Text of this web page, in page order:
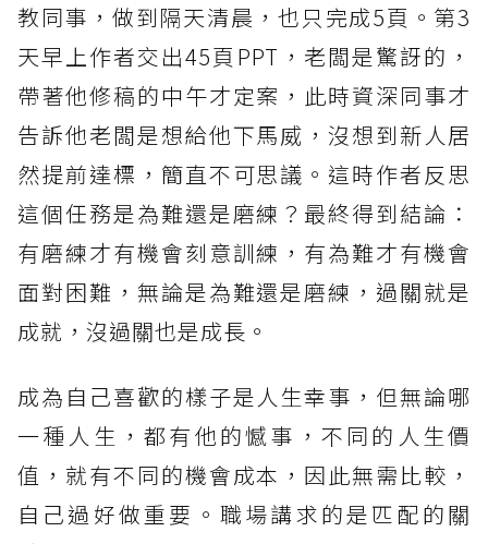
教同事，做到隔天清晨，也只完成5頁。第3
天早上作者交出45頁PPT，老闆是驚訝的，
帶著他修稿的中午才定案，此時資深同事才
告訴他老闆是想給他下馬威，沒想到新人居
然提前達標，簡直不可思議。這時作者反思
這個任務是為難還是磨練？最終得到結論：
有磨練才有機會刻意訓練，有為難才有機會
面對困難，無論是為難還是磨練，過關就是
成就，沒過關也是成長。
成為自己喜歡的樣子是人生幸事，但無論哪
一種人生，都有他的憾事，不同的人生價
值，就有不同的機會成本，因此無需比較，
自己過好做重要。職場講求的是匹配的關